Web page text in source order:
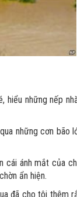
hiểu những nếp
những cơn bão
cái ánh mắt của
ẩn hiện.
đã cho tôi thêm